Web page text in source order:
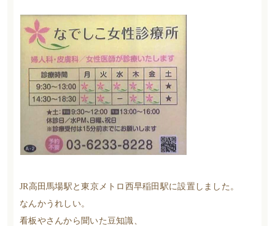
JR高田馬場駅と東京メトロ西早稲田駅に設置しました。
なんかうれしい。
看板やさんから聞いた豆知識、